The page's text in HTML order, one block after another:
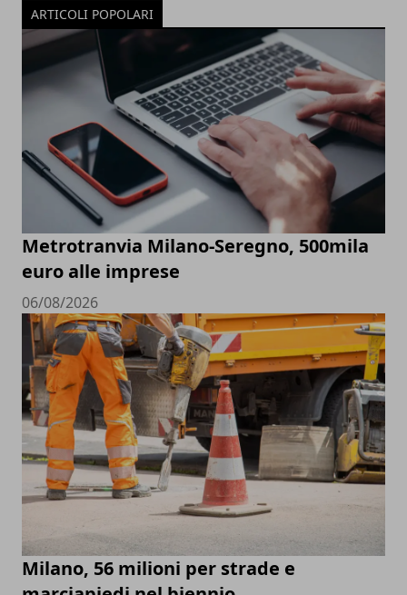
ARTICOLI POPOLARI
Metrotranvia Milano-Seregno, 500mila
euro alle imprese
06/08/2026
Milano, 56 milioni per strade e